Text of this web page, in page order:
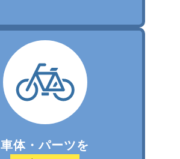
車体・パーツを